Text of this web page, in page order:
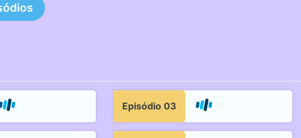
Episódio 03